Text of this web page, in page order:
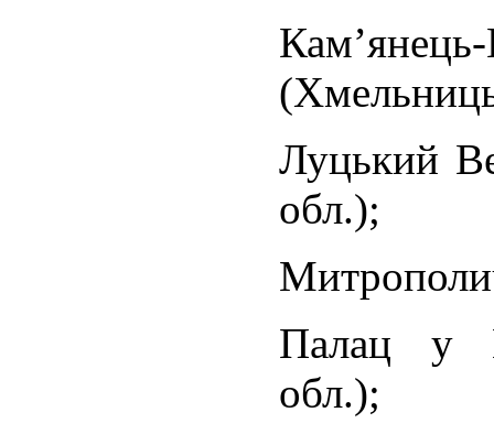
Луцький
обл.);
Палац у
обл.);